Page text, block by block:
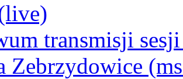
transmisji
Zebrzydowice